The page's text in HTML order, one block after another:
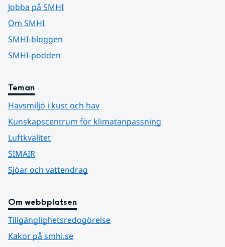
Jobba på SMHI
Om SMHI
SMHI-bloggen
SMHI-podden
Teman
Havsmiljö i kust och hav
Kunskapscentrum för klimatanpassning
Luftkvalitet
SIMAIR
Sjöar och vattendrag
Om webbplatsen
Tillgänglighetsredogörelse
Kakor på smhi.se